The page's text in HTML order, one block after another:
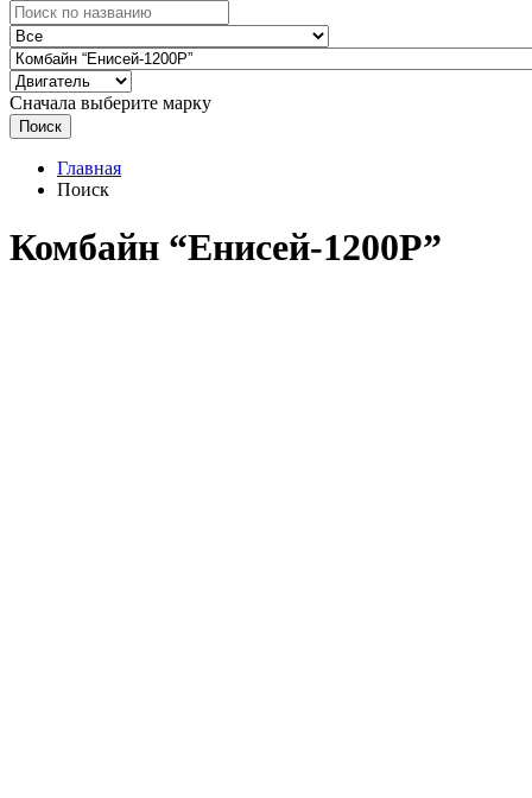
Сначала выберите марку
Поиск
Главная
Поиск
Комбайн “Енисей-1200Р”